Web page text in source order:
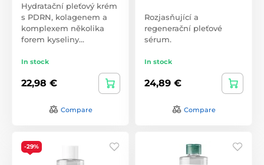
Hydratační pleťový krém
s PDRN, kolagenem a
komplexem několika
forem kyseliny…
In stock
22,98 €
Compare
Rozjasňující a
regenerační pleťové
sérum.
In stock
24,89 €
Compare
-29%